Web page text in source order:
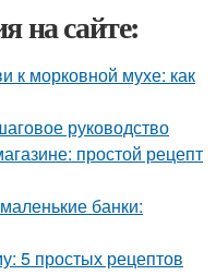
на сайте:
к морковной мухе: как
руководство
простой рецепт
банки:
5 простых рецептов